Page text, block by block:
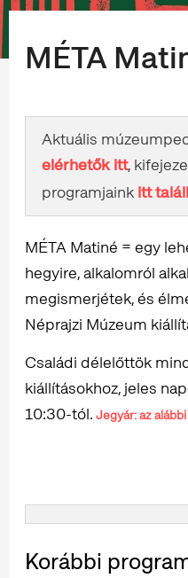
MÉTA
Aktuális
elérhetők itt,
programjaink itt
MÉTA Matiné = egy
hegyire, alkalomról
megismerjétek, és
Néprajzi Múzeum
Családi délelőttök
kiállításokhoz, jeles
10:30-tól. Jegyár: az
Korábbi